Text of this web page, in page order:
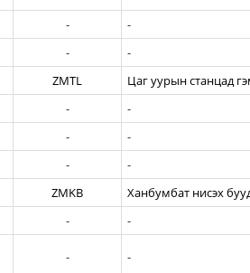
-
-
-
-
ZMTL
Цаг уурын станцад
-
-
-
-
-
-
ZMKB
Ханбумбат нисэх
- -
- -